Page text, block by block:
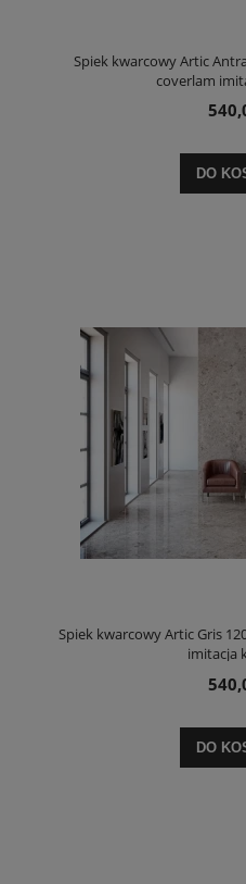
Spiek kwarcowy Artic
coverlam
DO
Spiek kwarcowy Artic Gris
imitacja
DO